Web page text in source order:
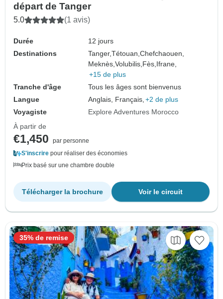
départ de Tanger
5.0 (1 avis)
Durée
12 jours
Destinations
Tanger,Tétouan,Chefchaouen,
Meknès,Volubilis, Fès, Ifrane,
+15 de plus
Tranche d'âge
Tous les âges sont bienvenus
Langue
Anglais, Français, +2 de plus
Voyagiste
Explore Adventures Morocco
À partir de
€1,450
par personne
S'inscrire pour réaliser des économies
Prix basé sur une chambre double
Voir le circuit
Télécharger la brochure
35% de remise